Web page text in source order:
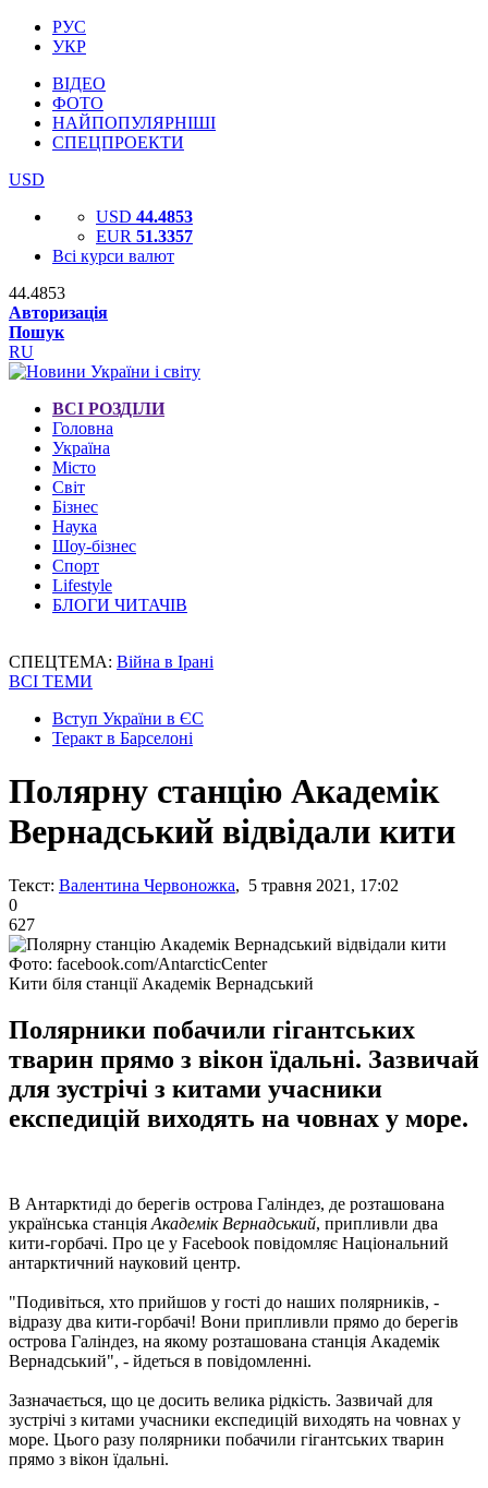
РУС
УКР
ВІДЕО
ФОТО
НАЙПОПУЛЯРНІШІ
СПЕЦПРОЕКТИ
USD
USD 44.4853
EUR 51.3357
Всі курси валют
44.4853
Авторизація
Пошук
RU
ВСІ РОЗДІЛИ
Головна
Україна
Місто
Світ
Бізнес
Наука
Шоу-бізнес
Спорт
Lifestyle
БЛОГИ ЧИТАЧІВ
СПЕЦТЕМА: Війна в Ірані
ВСІ ТЕМИ
Вступ України в ЄС
Теракт в Барселоні
Полярну станцію Академік
Вернадський відвідали кити
Текст: Валентина Червоножка, 5 травня 2021, 17:02
0
627
Фото: facebook.com/AntarcticCenter
Кити біля станції Академік Вернадський
Полярники побачили гігантських
тварин прямо з вікон їдальні. Зазвичай
для зустрічі з китами учасники
експедицій виходять на човнах у море.
В Антарктиді до берегів острова Галіндез, де розташована
українська станція Академік Вернадський, припливли два
кити-горбачі. Про це у Facebook повідомляє Національний
антарктичний науковий центр.
"Подивіться, хто прийшов у гості до наших полярників, -
відразу два кити-горбачі! Вони припливли прямо до берегів
острова Галіндез, на якому розташована станція Академік
Вернадський", - йдеться в повідомленні.
Зазначається, що це досить велика рідкість. Зазвичай для
зустрічі з китами учасники експедицій виходять на човнах у
море. Цього разу полярники побачили гігантських тварин
прямо з вікон їдальні.